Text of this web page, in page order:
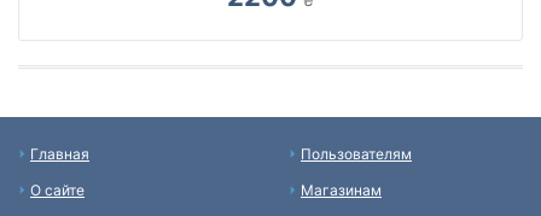
Главная
О сайте
Пользователям
Магазинам